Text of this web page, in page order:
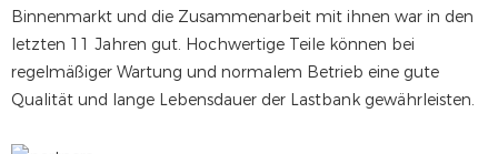
Binnenmarkt und die Zusammenarbeit mit ihnen war in den
letzten 11 Jahren gut. Hochwertige Teile können bei
regelmäßiger Wartung und normalem Betrieb eine gute
Qualität und lange Lebensdauer der Lastbank gewährleisten.